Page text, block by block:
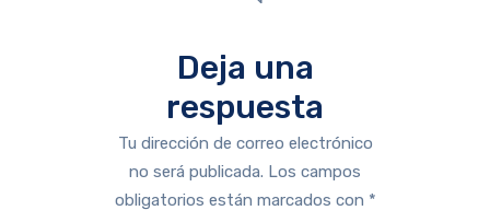
Deja una
respuesta
Tu dirección de correo electrónico
no será publicada. Los campos
obligatorios están marcados con *